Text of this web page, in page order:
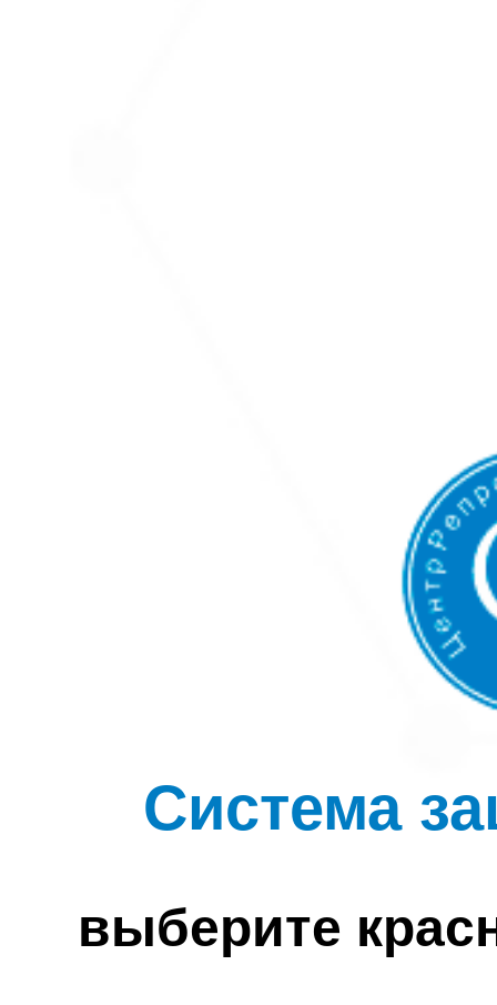
Система
выберите